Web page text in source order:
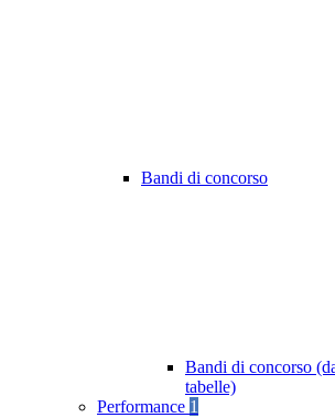
Bandi di concorso
Bandi di concorso
tabelle)
Performance 1